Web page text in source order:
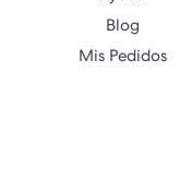
Blog
Mis Pedidos